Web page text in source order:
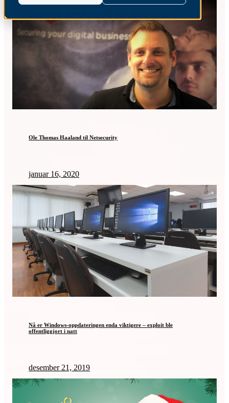
Ole Thomas Haaland til Netsecurity
januar 16, 2020
Nå er Windows-oppdateringen enda viktigere – exploit ble
offentliggjort i natt
desember 21, 2019